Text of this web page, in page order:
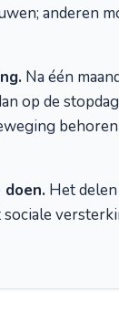
anderen
Na één
op de
Het